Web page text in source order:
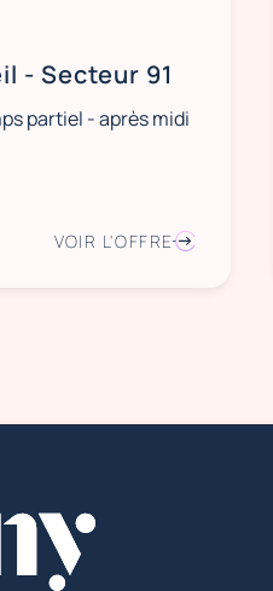
- Secteur 91
partiel - après midi
VOIR L'OFFRE